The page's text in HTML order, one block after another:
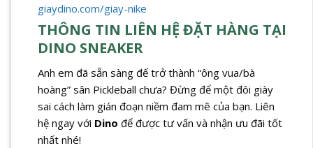
giaydino.com/giay-nike
THÔNG TIN LIÊN HỆ ĐẶT HÀNG TẠI
DINO SNEAKER
Anh em đã sẵn sàng để trở thành “ông vua/bà
hoàng” sân Pickleball chưa? Đừng để một đôi giày
sai cách làm gián đoạn niềm đam mê của bạn. Liên
hệ ngay với Dino để được tư vấn và nhận ưu đãi tốt
nhất nhé!